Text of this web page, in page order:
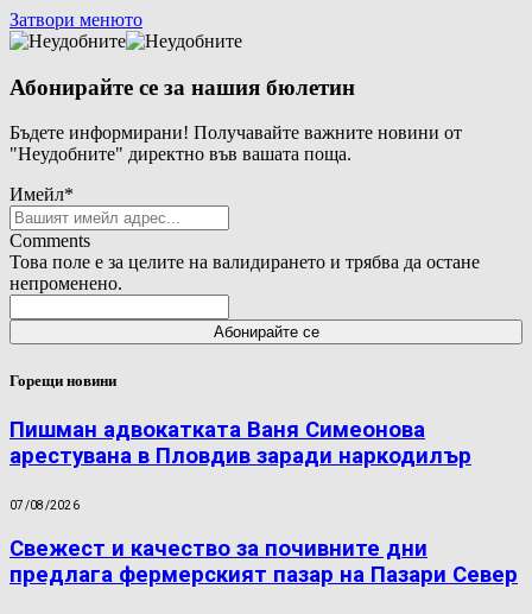
Затвори менюто
Абонирайте се за нашия бюлетин
Бъдете информирани! Получавайте важните новини от
"Неудобните" директно във вашата поща.
Имейл*
Comments
Това поле е за целите на валидирането и трябва да остане
непроменено.
Горещи новини
Пишман адвокатката Ваня Симеонова
арестувана в Пловдив заради наркодилър
07/08/2026
Свежест и качество за почивните дни
предлага фермерският пазар на Пазари Север